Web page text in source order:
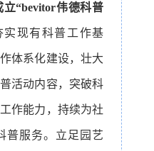
立“bevitor伟德科普
实现有科普工作基
体系化建设，壮大
活动内容，突破科
作能力，持续为社
普服务。立足园艺